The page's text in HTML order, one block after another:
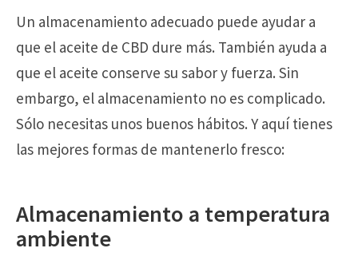
Un almacenamiento adecuado puede ayudar a
que el aceite de CBD dure más. También ayuda a
que el aceite conserve su sabor y fuerza. Sin
embargo, el almacenamiento no es complicado.
Sólo necesitas unos buenos hábitos. Y aquí tienes
las mejores formas de mantenerlo fresco:
Almacenamiento a temperatura
ambiente